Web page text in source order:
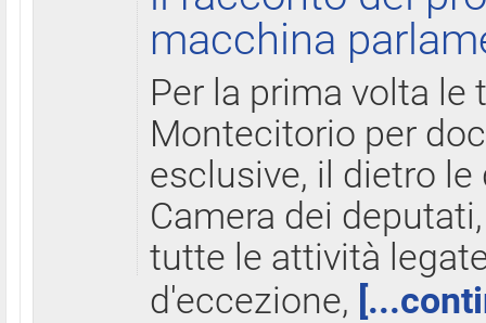
macchina
Per la prima volta le
Montecitorio per
esclusive, il dietro
Camera dei
tutte le attività
d'eccezione,